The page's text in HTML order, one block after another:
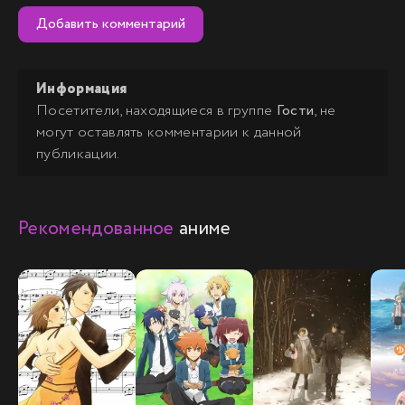
Добавить комментарий
Информация
Посетители, находящиеся в группе Гости, не
могут оставлять комментарии к данной
публикации.
Рекомендованное аниме